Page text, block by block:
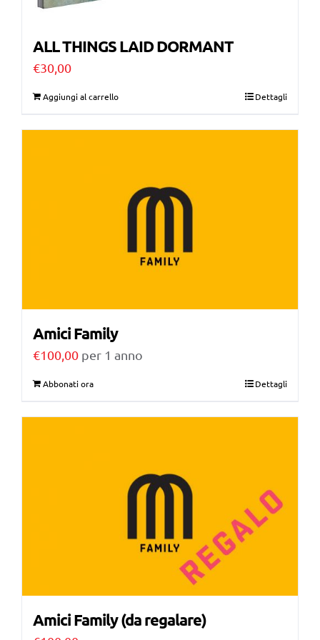
ALL THINGS LAID DORMANT
€30,00
Aggiungi al carrello Dettagli
Amici Family
€100,00 per 1 anno
Abbonati ora Dettagli
Amici Family (da regalare)